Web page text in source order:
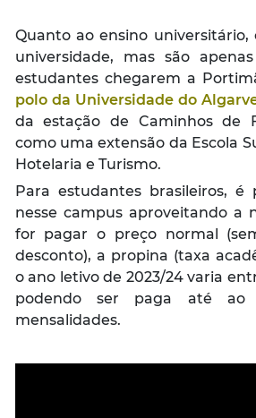
Quanto ao ensino universitário,
universidade, mas são
estudantes chegarem a
polo da Universidade do
da estação de Caminhos de
como uma extensão da Escola
Hotelaria e Turismo.
Para estudantes brasileiros, é
nesse campus aproveitando a
for pagar o preço normal
desconto), a propina (taxa
o ano letivo de 2023/24 varia
podendo ser paga até ao
mensalidades.